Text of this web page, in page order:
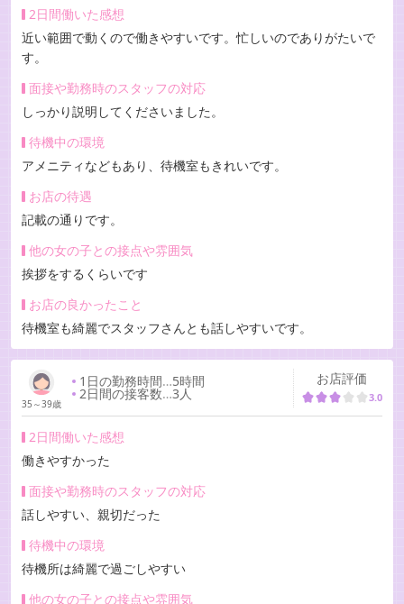
2日間働いた感想
近い範囲で動くので働きやすいです。忙しいのでありがたいで
す。
面接や勤務時のスタッフの対応
しっかり説明してくださいました。
待機中の環境
アメニティなどもあり、待機室もきれいです。
お店の待遇
記載の通りです。
他の女の子との接点や雰囲気
挨拶をするくらいです
お店の良かったこと
待機室も綺麗でスタッフさんとも話しやすいです。
35～39歳
1日の勤務時間…5時間
2日間の接客数…3人
お店評価
3.0
2日間働いた感想
働きやすかった
面接や勤務時のスタッフの対応
話しやすい、親切だった
待機中の環境
待機所は綺麗で過ごしやすい
他の女の子との接点や雰囲気